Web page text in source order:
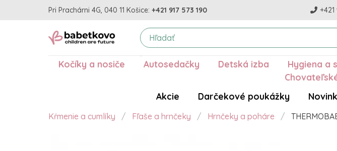
Pri Prachárni 4G, 040 11 Košice: +421 917 573 190 +421
Kočíky a nosiče Autosedačky Detská izba Hygiena a
Akcie
Darčekové poukážky
Kŕmenie a cumlíky Fľaše a hrnčeky Hrnčeky a poháre